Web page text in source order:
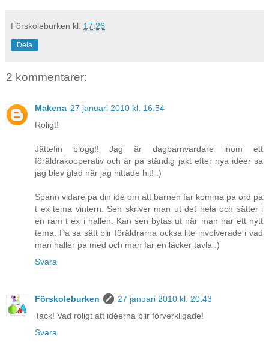
Förskoleburken kl. 17:26
Dela
2 kommentarer:
Makena 27 januari 2010 kl. 16:54
Roligt!
Jättefin blogg!! Jag är dagbarnvardare inom ett
föräldrakooperativ och är pa ständig jakt efter nya idéer sa
jag blev glad när jag hittade hit! :)
Spann vidare pa din idè om att barnen far komma pa ord pa
t ex tema vintern. Sen skriver man ut det hela och sätter i
en ram t ex i hallen. Kan sen bytas ut när man har ett nytt
tema. Pa sa sätt blir föräldrarna ocksa lite involverade i vad
man haller pa med och man far en läcker tavla :)
Svara
Förskoleburken
27 januari 2010 kl. 20:43
Tack! Vad roligt att idéerna blir förverkligade!
Svara